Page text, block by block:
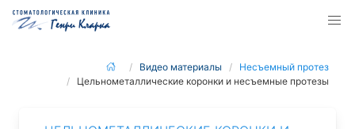
Видео материалы
Несъемный протез
Цельнометаллические коронки и несъемные протезы